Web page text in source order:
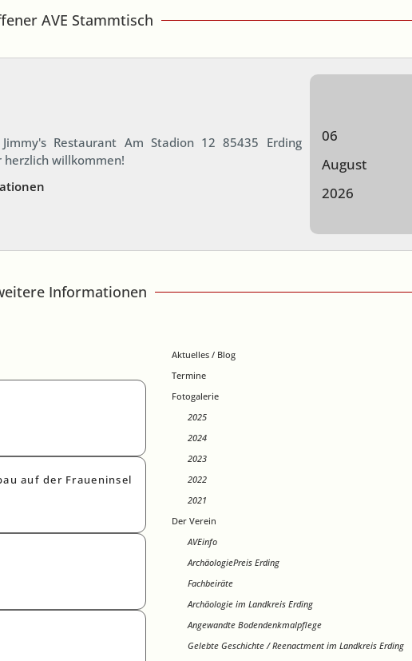
AVE Stammtisch
Restaurant Am Stadion 12 85435 Erding
willkommen!
06
August
2026
Informationen
auf der Fraueninsel
Aktuelles / Blog
Termine
Fotogalerie
2025
2024
2023
2022
2021
Der Verein
AVEinfo
ArchäologiePreis Erding
Fachbeiräte
Archäologie im Landkreis Erding
Angewandte Bodendenkmalpflege
Gelebte Geschichte / Reenactment im Landkreis Erding